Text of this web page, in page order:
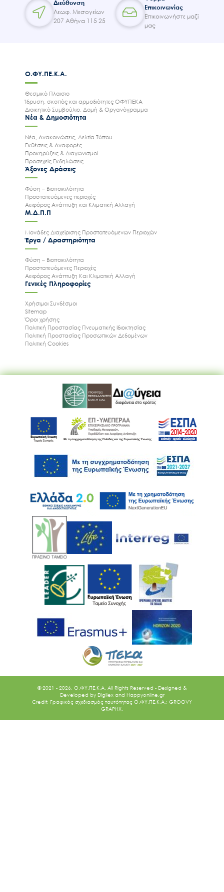
Διεύθυνση
Λεωφ. Μεσογείων
207 Αθήνα 115 25
Επικοινωνίας
Επικοινωνήστε μαζί
μας
Ο.ΦΥ.ΠΕ.Κ.Α.
Θεσμικό Πλαισιο
Ίδρυση, σκοπός και αρμοδιότητες ΟΦΥΠΕΚΑ
Διοικητικό Συμβούλιο, Δομή & Οργανόγραμμα
Νέα & Δημοσιότητα
Νέα, Ανακοινώσεις, Δελτία Τύπου
Εκθέσεις & Αναφορές
Προκηρύξεις & Διαγωνισμοί
Προσεχείς Εκδηλώσεις
Άξονες Δράσεις
Φύση – Βιοποικιλότητα
Προστατευόμενες περιοχές
Αειφόρος Ανάπτυξη και Κλιματική Αλλαγή
Μ.Δ.Π.Π
Μονάδες Διαχείρισης Προστατευόμενων Περιοχών
Έργα / Δραστηριότητα
Φύση – Βιοποικιλότητα
Προστατευόμενες Περιοχές
Αειφόρος Ανάπτυξη Και Κλιματική Αλλαγή
Γενικές Πληροφορίες
Χρήσιμοι Συνδέσμοι
Sitemap
Όροι χρήσης
Πολιτική Προστασίας Πνευματικής Ιδιοκτησίας
Πολιτική Προστασίας Προσωπικών Δεδομένων
Πολιτική Cookies
© 2021 - 2026. O.ΦΥ.ΠΕ.Κ.Α. All Rights Reserved - Designed &
Developed by Digilex and Happyonline.gr
Credit: Γραφικός σχεδιασμός ταυτότητας Ο.ΦΥ.ΠΕ.Κ.Α.: GROOVY
GRAPHX.